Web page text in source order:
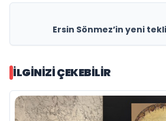
Ersin Sönmez’in yeni
İLGINIZI ÇEKEBILIR